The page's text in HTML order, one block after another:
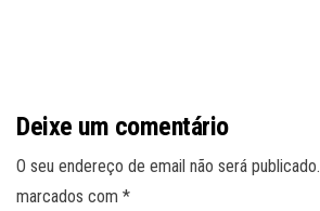
Deixe um comentário
O seu endereço de email não será publicado.
marcados com *